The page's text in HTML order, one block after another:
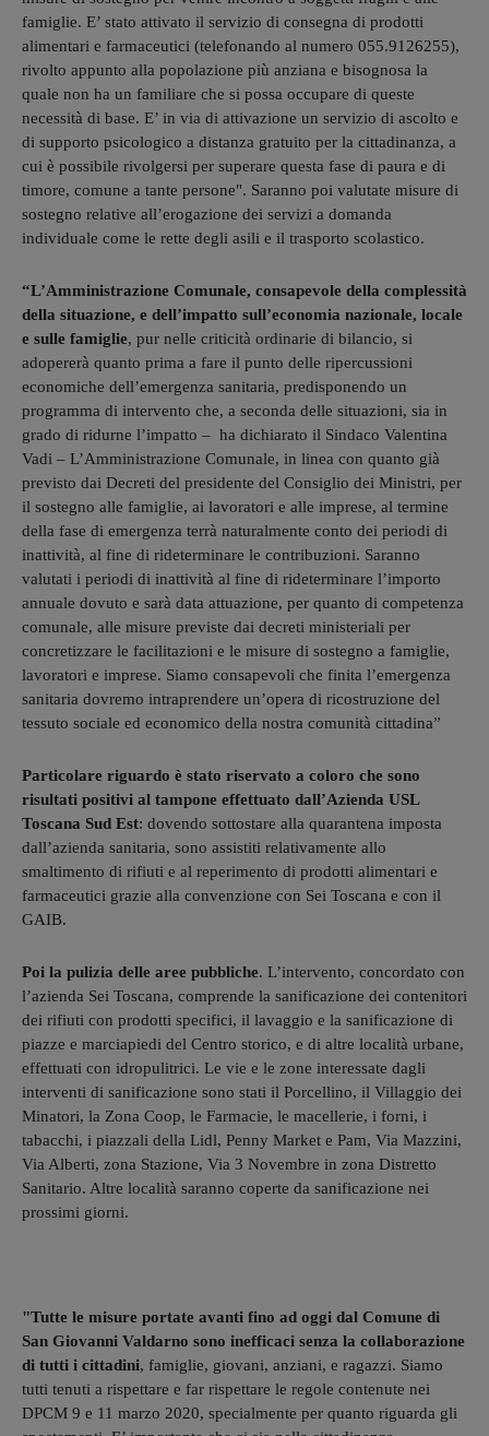
famiglie. E’ stato attivato il servizio di consegna di prodotti
alimentari e farmaceutici (telefonando al numero 055.9126255),
rivolto appunto alla popolazione più anziana e bisognosa la
quale non ha un familiare che si possa occupare di queste
necessità di base. E’ in via di attivazione un servizio di ascolto e
di supporto psicologico a distanza gratuito per la cittadinanza, a
cui è possibile rivolgersi per superare questa fase di paura e di
timore, comune a tante persone". Saranno poi valutate misure di
sostegno relative all’erogazione dei servizi a domanda
individuale come le rette degli asili e il trasporto scolastico.
“L’Amministrazione Comunale, consapevole della complessità
della situazione, e dell’impatto sull’economia nazionale, locale
e sulle famiglie, pur nelle criticità ordinarie di bilancio, si
adopererà quanto prima a fare il punto delle ripercussioni
economiche dell’emergenza sanitaria, predisponendo un
programma di intervento che, a seconda delle situazioni, sia in
grado di ridurne l’impatto – ha dichiarato il Sindaco Valentina
Vadi – L’Amministrazione Comunale, in linea con quanto già
previsto dai Decreti del presidente del Consiglio dei Ministri, per
il sostegno alle famiglie, ai lavoratori e alle imprese, al termine
della fase di emergenza terrà naturalmente conto dei periodi di
inattività, al fine di rideterminare le contribuzioni. Saranno
valutati i periodi di inattività al fine di rideterminare l’importo
annuale dovuto e sarà data attuazione, per quanto di competenza
comunale, alle misure previste dai decreti ministeriali per
concretizzare le facilitazioni e le misure di sostegno a famiglie,
lavoratori e imprese. Siamo consapevoli che finita l’emergenza
sanitaria dovremo intraprendere un’opera di ricostruzione del
tessuto sociale ed economico della nostra comunità cittadina”
Particolare riguardo è stato riservato a coloro che sono
risultati positivi al tampone effettuato dall’Azienda USL
Toscana Sud Est: dovendo sottostare alla quarantena imposta
dall’azienda sanitaria, sono assistiti relativamente allo
smaltimento di rifiuti e al reperimento di prodotti alimentari e
farmaceutici grazie alla convenzione con Sei Toscana e con il
GAIB.
Poi la pulizia delle aree pubbliche. L’intervento, concordato con
l’azienda Sei Toscana, comprende la sanificazione dei contenitori
dei rifiuti con prodotti specifici, il lavaggio e la sanificazione di
piazze e marciapiedi del Centro storico, e di altre località urbane,
effettuati con idropulitrici. Le vie e le zone interessate dagli
interventi di sanificazione sono stati il Porcellino, il Villaggio dei
Minatori, la Zona Coop, le Farmacie, le macellerie, i forni, i
tabacchi, i piazzali della Lidl, Penny Market e Pam, Via Mazzini,
Via Alberti, zona Stazione, Via 3 Novembre in zona Distretto
Sanitario. Altre località saranno coperte da sanificazione nei
prossimi giorni.
"Tutte le misure portate avanti fino ad oggi dal Comune di
San Giovanni Valdarno sono inefficaci senza la collaborazione
di tutti i cittadini, famiglie, giovani, anziani, e ragazzi. Siamo
tutti tenuti a rispettare e far rispettare le regole contenute nei
DPCM 9 e 11 marzo 2020, specialmente per quanto riguarda gli